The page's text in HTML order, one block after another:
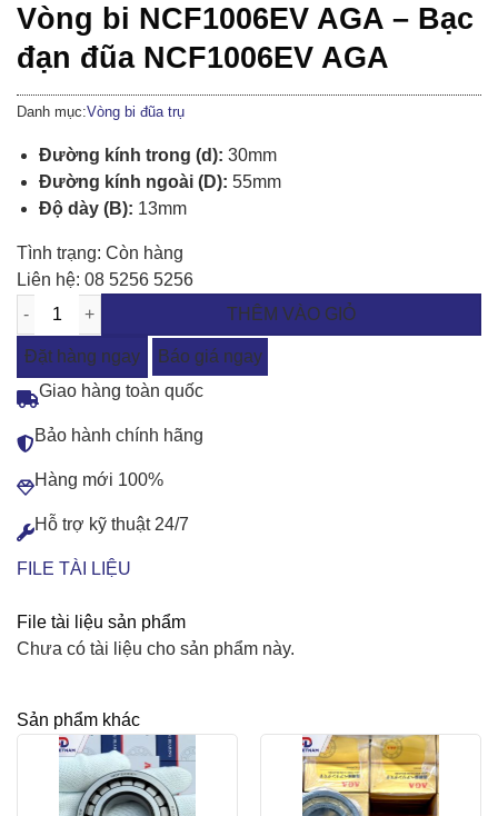
Vòng bi NCF1006EV AGA – Bạc
đạn đũa NCF1006EV AGA
Danh mục:Vòng bi đũa trụ
Đường kính trong (d): 30mm
Đường kính ngoài (D): 55mm
Độ dày (B): 13mm
Tình trạng: Còn hàng
Liên hệ: 08 5256 5256
THÊM VÀO GIỎ
Đặt hàng ngay
Báo giá ngay
Giao hàng toàn quốc
Bảo hành chính hãng
Hàng mới 100%
Hỗ trợ kỹ thuật 24/7
FILE TÀI LIỆU
File tài liệu sản phẩm
Chưa có tài liệu cho sản phẩm này.
Sản phẩm khác